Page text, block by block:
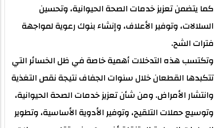
كما يتضمن تعزيز خدمات الصحة الحيوانية، وتحسين
السلالات، وتوفير الأعلاف، وإنشاء بنوك رعوية لمواجهة
فترات الشح.
وتكتسب هذه التدخلات أهمية خاصة في ظل الخسائر التي
تتكبدها القطعان خلال سنوات الجفاف نتيجة نقص التغذية
وانتشار الأمراض. ومن شأن تعزيز خدمات الصحة الحيوانية،
وتوسيع حملات التلقيح، وتوفير الأدوية الأساسية، وتطوير